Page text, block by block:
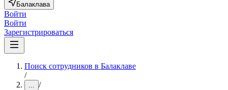
Балаклава
Войти
Войти
Зарегистрироваться
Поиск сотрудников в Балаклаве
/
... /